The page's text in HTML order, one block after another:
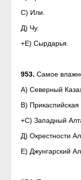
С) Или.
Д) Чу.
+Е) Сырдарья.
953.Самое
А) Северный
В) Прикаспийская
+С) Западный
Д) Окрестности
Е) Джунгарский